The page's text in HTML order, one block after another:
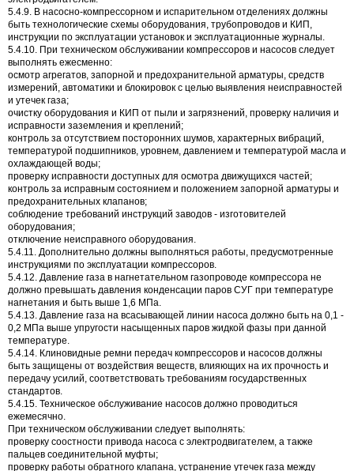
5.4.9. В насосно-компрессорном и испарительном отделениях должны
быть технологические схемы оборудования, трубопроводов и КИП,
инструкции по эксплуатации установок и эксплуатационные журналы.
5.4.10. При техническом обслуживании компрессоров и насосов следует
выполнять ежесменно:
осмотр агрегатов, запорной и предохранительной арматуры, средств
измерений, автоматики и блокировок с целью выявления неисправностей
и утечек газа;
очистку оборудования и КИП от пыли и загрязнений, проверку наличия и
исправности заземления и креплений;
контроль за отсутствием посторонних шумов, характерных вибраций,
температурой подшипников, уровнем, давлением и температурой масла и
охлаждающей воды;
проверку исправности доступных для осмотра движущихся частей;
контроль за исправным состоянием и положением запорной арматуры и
предохранительных клапанов;
соблюдение требований инструкций заводов - изготовителей
оборудования;
отключение неисправного оборудования.
5.4.11. Дополнительно должны выполняться работы, предусмотренные
инструкциями по эксплуатации компрессоров.
5.4.12. Давление газа в нагнетательном газопроводе компрессора не
должно превышать давления конденсации паров СУГ при температуре
нагнетания и быть выше 1,6 МПа.
5.4.13. Давление газа на всасывающей линии насоса должно быть на 0,1 -
0,2 МПа выше упругости насыщенных паров жидкой фазы при данной
температуре.
5.4.14. Клиновидные ремни передач компрессоров и насосов должны
быть защищены от воздействия веществ, влияющих на их прочность и
передачу усилий, соответствовать требованиям государственных
стандартов.
5.4.15. Техническое обслуживание насосов должно проводиться
ежемесячно.
При техническом обслуживании следует выполнять:
проверку соостности привода насоса с электродвигателем, а также
пальцев соединительной муфты;
проверку работы обратного клапана, устранение утечек газа между